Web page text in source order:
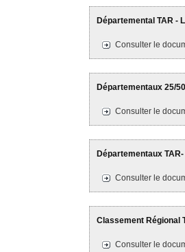
Départemental TAR -
Consulter le
Départementaux 25/
Consulter le
Départementaux
Consulter le
Classement Régional
Consulter le